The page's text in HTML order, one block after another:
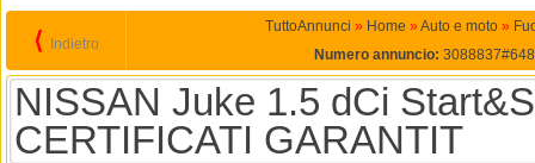
⟨ Indietro
TuttoAnnunci » Home » Auto e moto »
Numero annuncio:
NISSAN Juke 1.5 dCi
CERTIFICATI GARANTIT